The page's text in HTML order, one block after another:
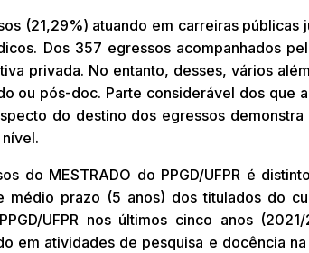
(21,29%) atuando em carreiras públicas
Dos 357 egressos acompanhados
privada. No entanto, desses, vários
ou pós-doc. Parte considerável dos que
do destino dos egressos
do MESTRADO do PPGD/UFPR é
médio prazo (5 anos) dos titulados do
UFPR nos últimos cinco anos
em atividades de pesquisa e docência